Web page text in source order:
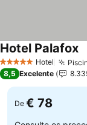
5 Estrelas Hotel
Hotel Palafox
8,5 Excelente
De € 78